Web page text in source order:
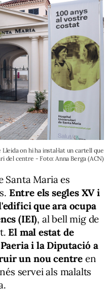
on hi ha instal·lat un cartell que
del centre - Foto: Anna Berga (ACN)
Santa Maria es
Entre els segles XV i
que ara ocupa
(IEI), al bell mig de
El mal estat de
i la Diputació a
un nou centre en
servei als malalts